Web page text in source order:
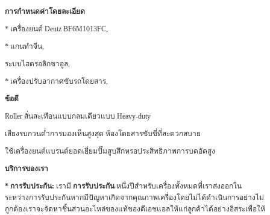
การกำหนดค่าโดยละเอียด
* เครื่องยนต์ Deutz BF6M1013FC,
* แกนทำจีน,
ระบบไฮดรอลิกซาอูล,
* เครื่องปรับอากาศขับรถโดยสาร,
ข้อดี
Roller สั่นสะเทือนแบบกลมเดียวแบบ Heavy-duty
เสียงรบกวนต่ำการมองเห็นสูงสุด ห้องโดยสารขับขี่ที่สะดวกสบาย
ใช้เครื่องยนต์แบรนด์ยอดเยี่ยมปั๊มสูบสึกหรอประสิทธิภาพการบดอัดสูง
บริการของเรา
* การรับประกัน: เรามี การรับประกันหนึ่งปีสำหรับเครื่องทั้งหมดที่เราส่งออกใน
ระหว่างการรับประกันหากมีปัญหาเกิดจากคุณภาพเครื่องโดยไม่ได้ดำเนินการอย่างไม่
ถูกต้องเราจะจัดหาชิ้นส่วนอะไหล่ของแท้ของดีเอชแอลให้แก่ลูกค้าได้อย่างอิสระเพื่อให้